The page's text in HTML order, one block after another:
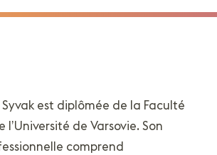
est diplômée de la Faculté
de Varsovie. Son
comprend